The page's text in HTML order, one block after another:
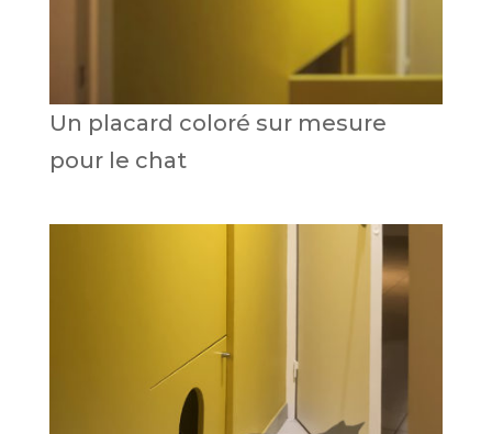
Un placard coloré sur mesure
pour le chat